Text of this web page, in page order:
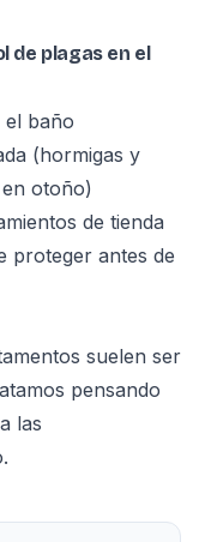
de plagas en el
el baño
(hormigas y
otoño)
de tienda
proteger antes de
suelen ser
pensando
las